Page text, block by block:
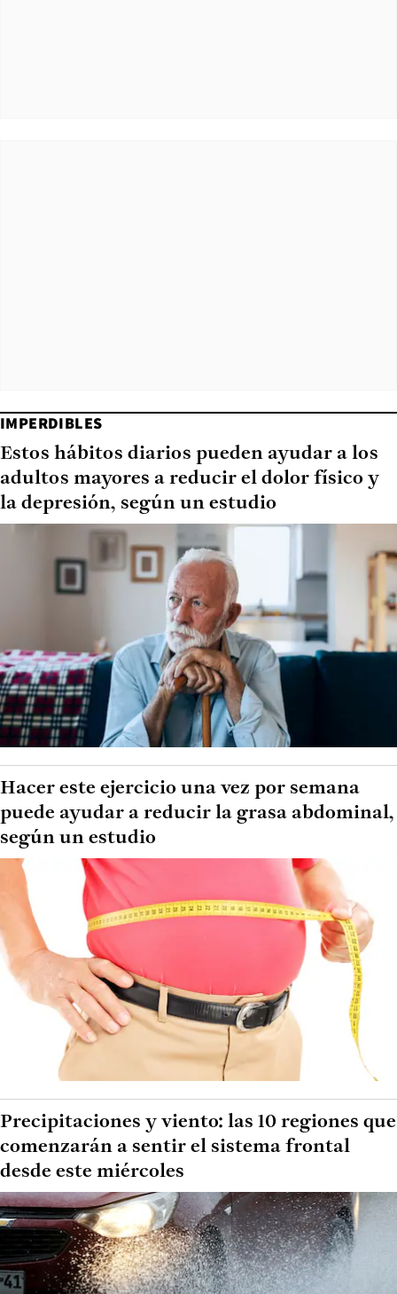
IMPERDIBLES
Estos hábitos diarios pueden ayudar a los
adultos mayores a reducir el dolor físico y
la depresión, según un estudio
Hacer este ejercicio una vez por semana
puede ayudar a reducir la grasa abdominal,
según un estudio
Precipitaciones y viento: las 10 regiones que
comenzarán a sentir el sistema frontal
desde este miércoles